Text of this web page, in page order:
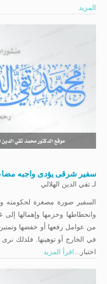
المزيد
سفیر شرقی یؤدی واجبه
لـتقي الدين الهلالي
السفير صورة مصغرة لحكومته
وانحطاطها وحزمها وإهمالها
من عوامل رفعها أو خفضها وتمتين
في الخارج أو توهینها. فلذلك
اختبار...اقرأ المزيد